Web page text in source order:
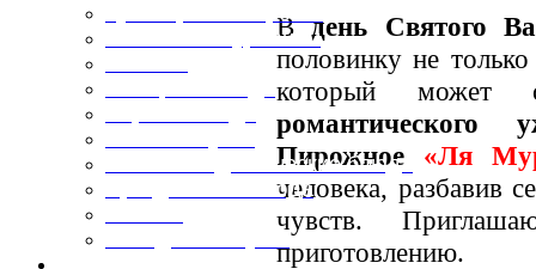
Кулинарные хитрости
Маленьким гурманам
Постные и диетические блюда
Праздничные блюда
Вдень Святого
половинку не
который может
романтического
Пирожное «Ля
человека, разбавив
чувств.
приготовлению.